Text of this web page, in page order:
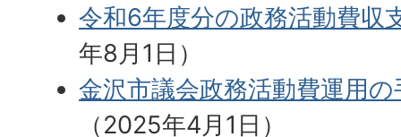
令和6年度分の政務活動費収
年8月1日）
金沢市議会政務活動費運用
（2025年4月1日）